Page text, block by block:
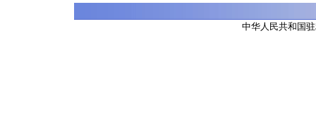
中华人民共和国